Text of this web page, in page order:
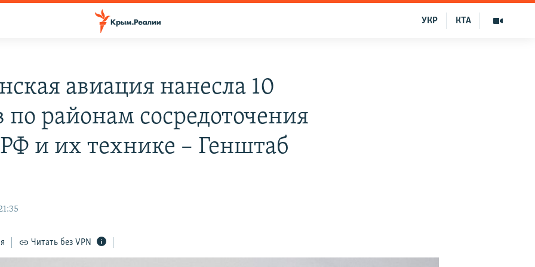
КТА
УКР
авиация нанесла 10
по районам сосредоточения
и их технике – Генштаб
Читать без VPN